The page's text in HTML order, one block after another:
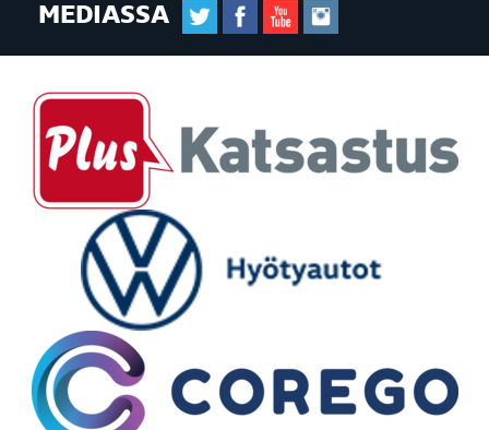
MEDIASSA